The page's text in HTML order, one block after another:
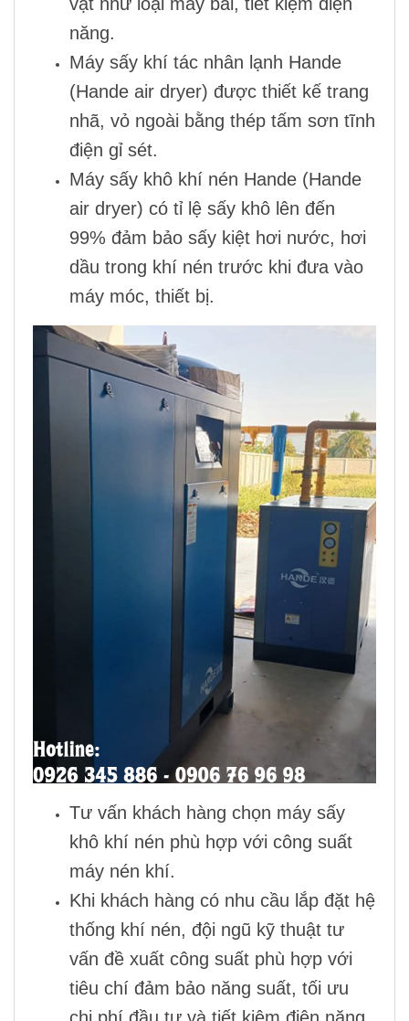
năng.
Máy sấy khí tác nhân lạnh Hande
(Hande air dryer) được thiết kế trang
nhã, vỏ ngoài bằng thép tấm sơn tĩnh
điện gỉ sét.
Máy sấy khô khí nén Hande (Hande
air dryer) có tỉ lệ sấy khô lên đến
99% đảm bảo sấy kiệt hơi nước, hơi
dầu trong khí nén trước khi đưa vào
máy móc, thiết bị.
Tư vấn khách hàng chọn máy sấy
khô khí nén phù hợp với công suất
máy nén khí.
Khi khách hàng có nhu cầu lắp đặt hệ
thống khí nén, đội ngũ kỹ thuật tư
vấn đề xuất công suất phù hợp với
tiêu chí đảm bảo năng suất, tối ưu